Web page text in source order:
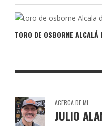
TORO DE OSBORNE
ACERCA DE MI
JULIO